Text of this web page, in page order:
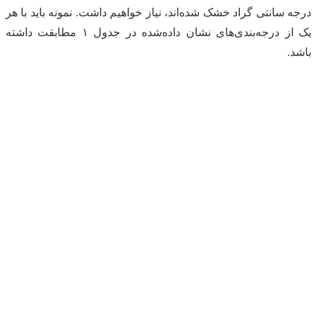
درجه سانتی گراد خشک شده‌اند، نیاز خواهیم داشت. نمونه باید با هر
یک از درجه‌بندی‌های نشان داده‌شده در جدول ۱ مطابقت داشته
باشد.